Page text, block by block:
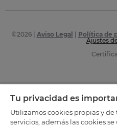
©2026| Aviso Legal Política de
Ajustes
Tu privacidad es
Utilizamos cookies propias y
servicios, además las cookies